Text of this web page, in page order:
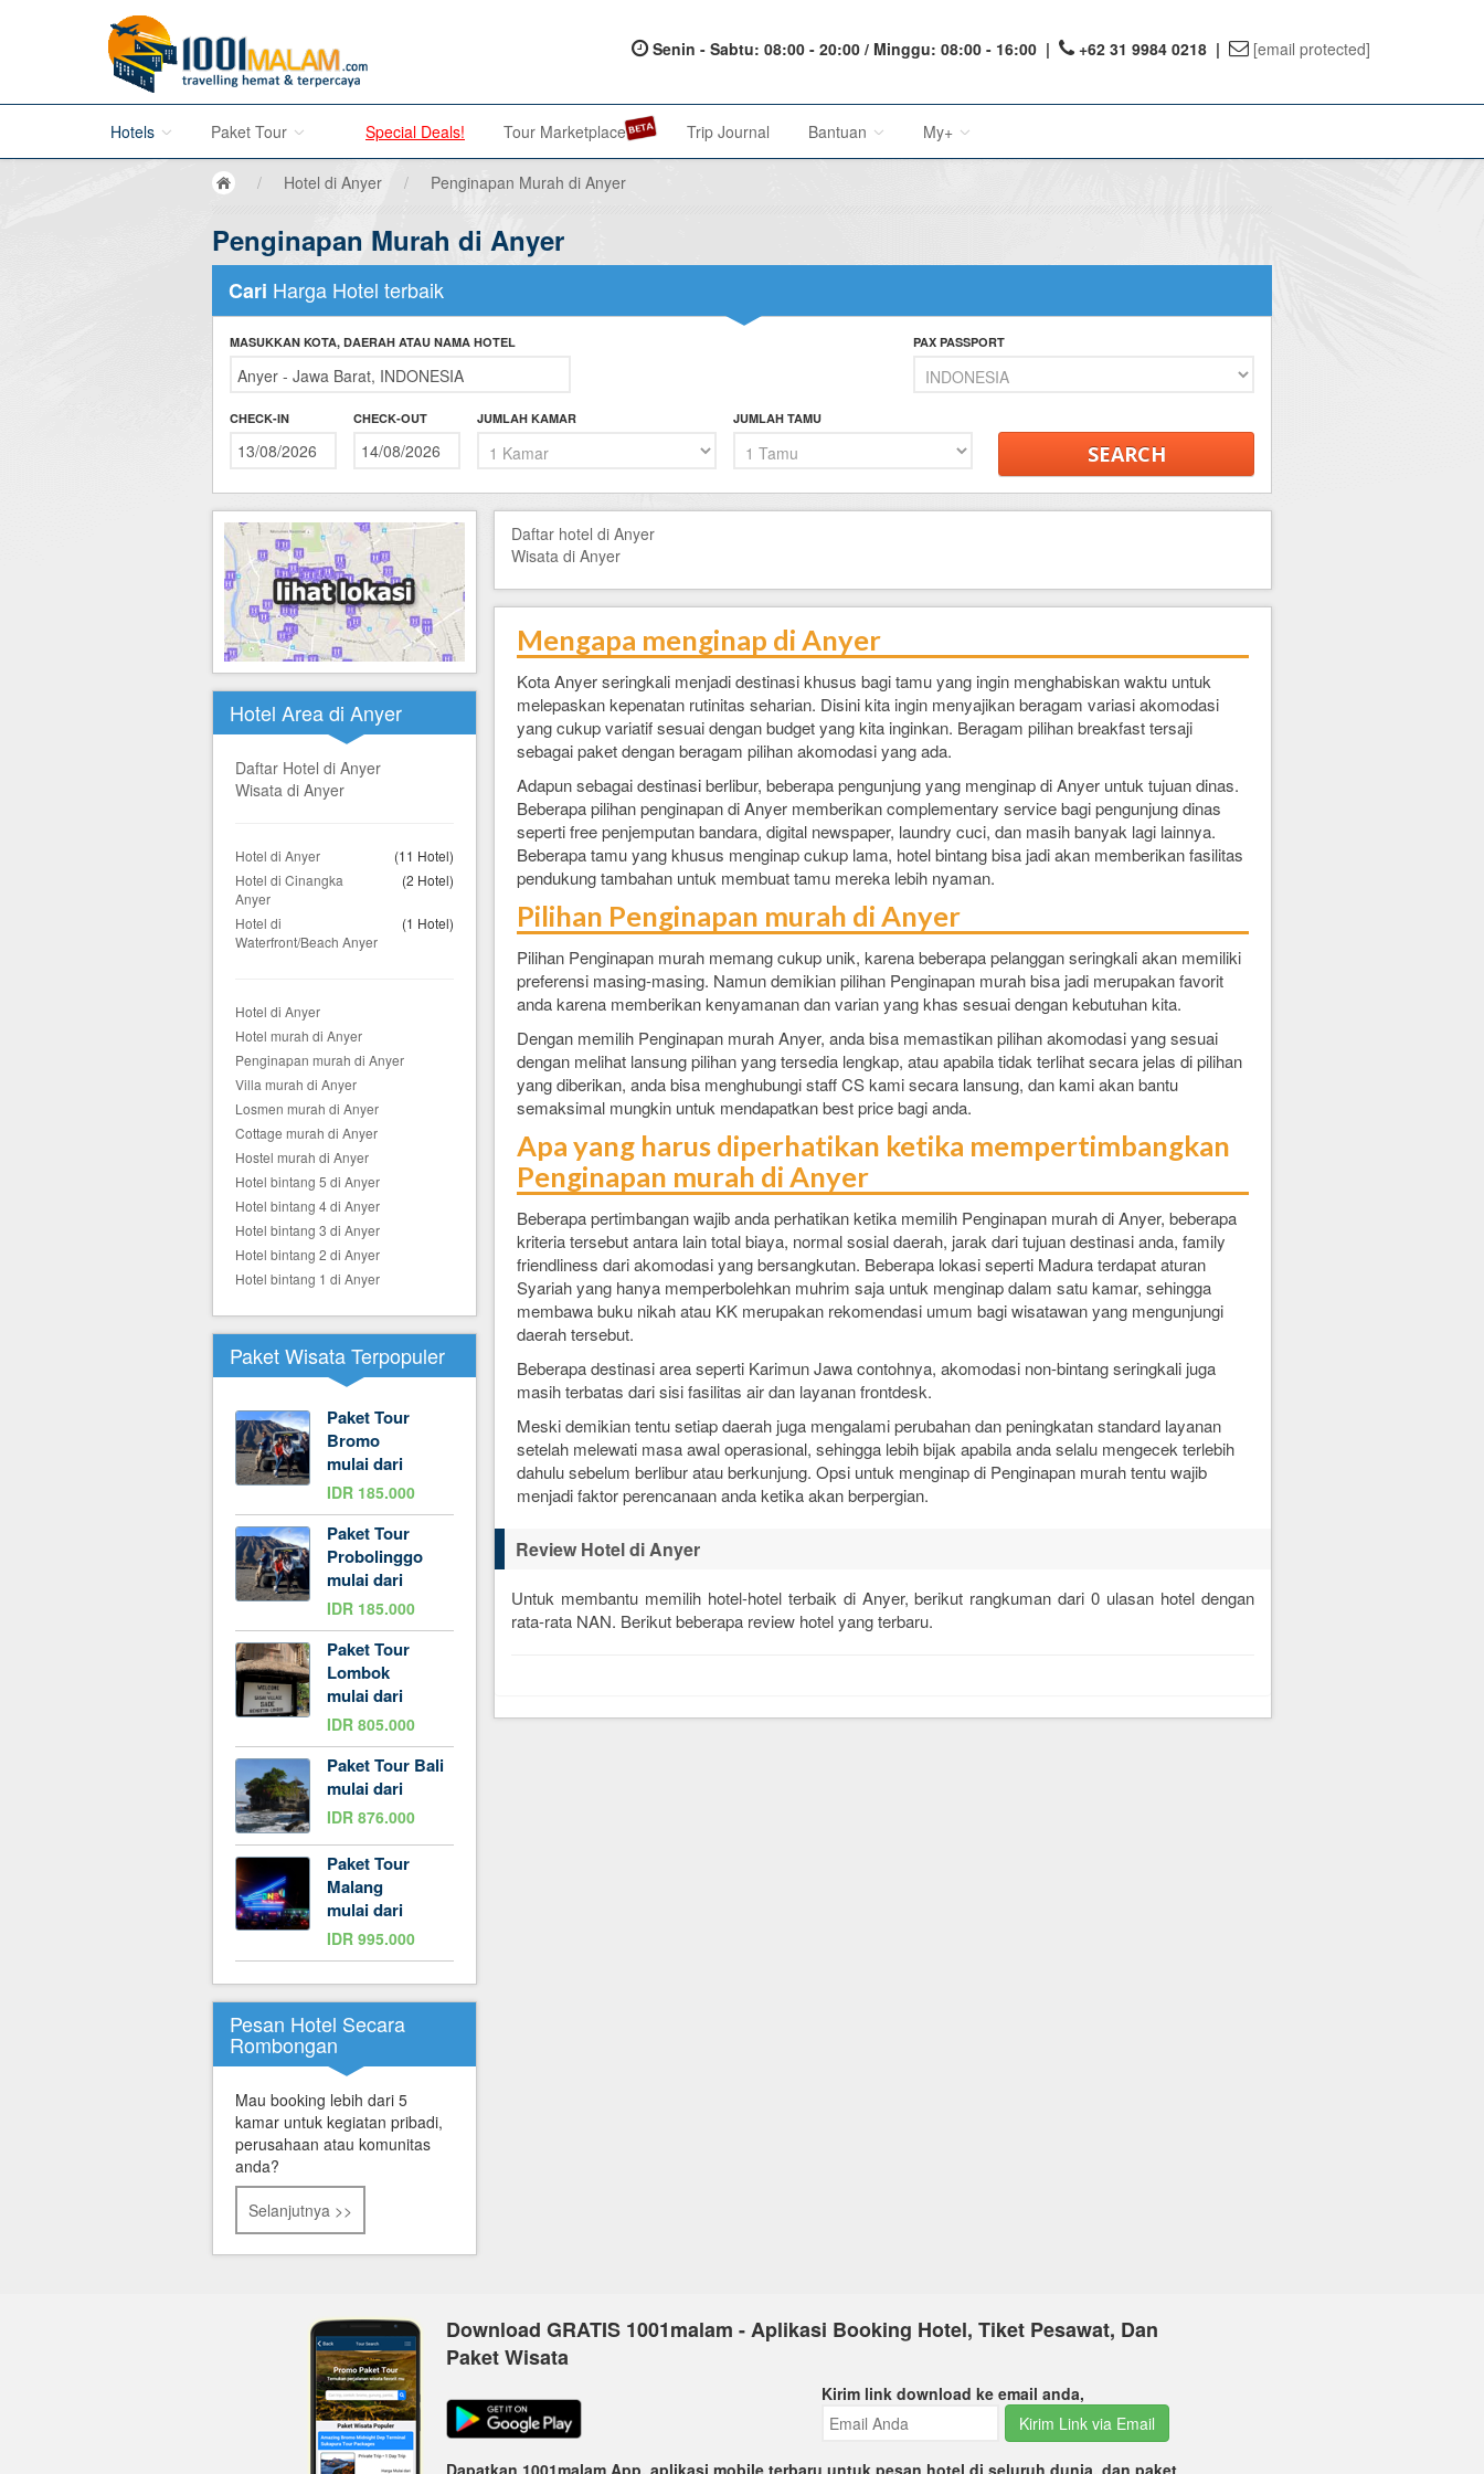
Senin - Sabtu: 08:00 - 20:00 / Minggu: 08:00 - 16:00 | +62 31 9984 0218 | [email protected]
Hotels
Hotel di Bandung
Hotel di Surabaya
Hotel di Malang
Hotel di Solo (Surakarta)
Hotel di Semarang
Hotel di Medan
Hotel di Batam
Paket Tour
Promo Paket Tour Wisata
Tour di Bromo
Tour di Karimun Jawa
Tour di Banyuwangi
Tour di Bali
Tour di Komodo
Tour di Lombok
Tour di Flores
Tour di Danau Toba, Medan
Tour di Singapore
Special Deals! Tour Marketplace Trip Journal Bantuan
Terms of Service
My+
Affiliate Reward
/ Hotel di Anyer / Penginapan Murah di Anyer
Penginapan Murah di Anyer
Cari Harga Hotel terbaik
MASUKKAN KOTA, DAERAH ATAU NAMA HOTEL PAX PASSPORT
CHECK-IN CHECK-OUT JUMLAH KAMAR JUMLAH TAMU
Hotel Area di Anyer
Daftar Hotel di Anyer
Wisata di Anyer
Hotel di Anyer
(11 Hotel)
Hotel di Cinangka
Anyer
(2 Hotel)
Hotel di
Waterfront/Beach Anyer
(1 Hotel)
Hotel di Anyer
Hotel murah di Anyer
Penginapan murah di Anyer
Villa murah di Anyer
Losmen murah di Anyer
Cottage murah di Anyer
Hostel murah di Anyer
Hotel bintang 5 di Anyer
Hotel bintang 4 di Anyer
Hotel bintang 3 di Anyer
Hotel bintang 2 di Anyer
Hotel bintang 1 di Anyer
Paket Wisata Terpopuler
Paket Tour
Bromo
mulai dari
IDR 185.000
Paket Tour
Probolinggo
mulai dari
IDR 185.000
Paket Tour
Lombok
mulai dari
IDR 805.000
Paket Tour Bali
mulai dari
IDR 876.000
Paket Tour
Malang
mulai dari
IDR 995.000
Pesan Hotel Secara
Rombongan
Mau booking lebih dari 5
kamar untuk kegiatan pribadi,
perusahaan atau komunitas
anda?
Selanjutnya >>
Daftar hotel di Anyer
Wisata di Anyer
Mengapa menginap di Anyer
Kota Anyer seringkali menjadi destinasi khusus bagi tamu yang ingin menghabiskan waktu untuk
melepaskan kepenatan rutinitas seharian. Disini kita ingin menyajikan beragam variasi akomodasi
yang cukup variatif sesuai dengan budget yang kita inginkan. Beragam pilihan breakfast tersaji
sebagai paket dengan beragam pilihan akomodasi yang ada.
Adapun sebagai destinasi berlibur, beberapa pengunjung yang menginap di Anyer untuk tujuan dinas.
Beberapa pilihan penginapan di Anyer memberikan complementary service bagi pengunjung dinas
seperti free penjemputan bandara, digital newspaper, laundry cuci, dan masih banyak lagi lainnya.
Beberapa tamu yang khusus menginap cukup lama, hotel bintang bisa jadi akan memberikan fasilitas
pendukung tambahan untuk membuat tamu mereka lebih nyaman.
Pilihan Penginapan murah di Anyer
Pilihan Penginapan murah memang cukup unik, karena beberapa pelanggan seringkali akan memiliki
preferensi masing-masing. Namun demikian pilihan Penginapan murah bisa jadi merupakan favorit
anda karena memberikan kenyamanan dan varian yang khas sesuai dengan kebutuhan kita.
Dengan memilih Penginapan murah Anyer, anda bisa memastikan pilihan akomodasi yang sesuai
dengan melihat lansung pilihan yang tersedia lengkap, atau apabila tidak terlihat secara jelas di pilihan
yang diberikan, anda bisa menghubungi staff CS kami secara lansung, dan kami akan bantu
semaksimal mungkin untuk mendapatkan best price bagi anda.
Apa yang harus diperhatikan ketika mempertimbangkan
Penginapan murah di Anyer
Beberapa pertimbangan wajib anda perhatikan ketika memilih Penginapan murah di Anyer, beberapa
kriteria tersebut antara lain total biaya, normal sosial daerah, jarak dari tujuan destinasi anda, family
friendliness dari akomodasi yang bersangkutan. Beberapa lokasi seperti Madura terdapat aturan
Syariah yang hanya memperbolehkan muhrim saja untuk menginap dalam satu kamar, sehingga
membawa buku nikah atau KK merupakan rekomendasi umum bagi wisatawan yang mengunjungi
daerah tersebut.
Beberapa destinasi area seperti Karimun Jawa contohnya, akomodasi non-bintang seringkali juga
masih terbatas dari sisi fasilitas air dan layanan frontdesk.
Meski demikian tentu setiap daerah juga mengalami perubahan dan peningkatan standard layanan
setelah melewati masa awal operasional, sehingga lebih bijak apabila anda selalu mengecek terlebih
dahulu sebelum berlibur atau berkunjung. Opsi untuk menginap di Penginapan murah tentu wajib
menjadi faktor perencanaan anda ketika akan berpergian.
Review Hotel di Anyer
Untuk membantu memilih hotel-hotel terbaik di Anyer, berikut rangkuman dari0 ulasan hotel dengan
rata-rata NAN. Berikut beberapa review hotel yang terbaru.
Download GRATIS 1001malam - Aplikasi Booking Hotel, Tiket Pesawat, Dan
Paket Wisata
Kirim link download ke email anda,
Kirim Link via Email
Dapatkan 1001malam App, aplikasi mobile terbaru untuk pesan hotel di seluruh dunia, dan paket